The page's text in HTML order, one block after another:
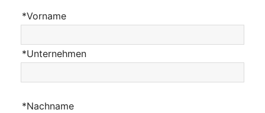
*Vorname
*Unternehmen
*Nachname